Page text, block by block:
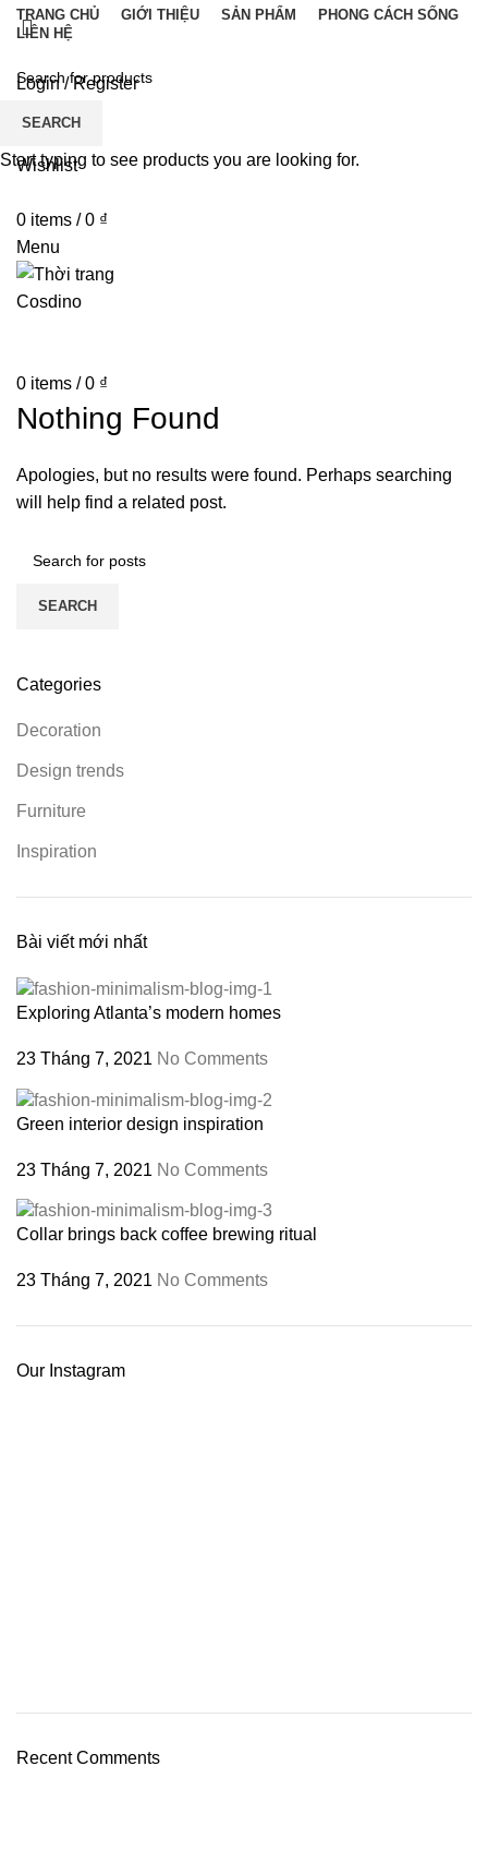
TRANG CHỦ GIỚI THIỆU SẢN PHẨM
PHONG CÁCH SỐNG
LIÊN HỆ
Login / Register
Wishlist
0 items / 0 ₫
Menu
0 items / 0 ₫
Nothing Found
Apologies, but no results were found. Perhaps searching
will help find a related post.
SEARCH
Categories
Decoration
Design trends
Furniture
Inspiration
Bài viết mới nhất
Exploring Atlanta’s modern homes
23 Tháng 7, 2021 No Comments
Green interior design inspiration
23 Tháng 7, 2021 No Comments
Collar brings back coffee brewing ritual
23 Tháng 7, 2021 No Comments
Our Instagram
Recent Comments
SEARCH
Start typing to see products you are looking for.